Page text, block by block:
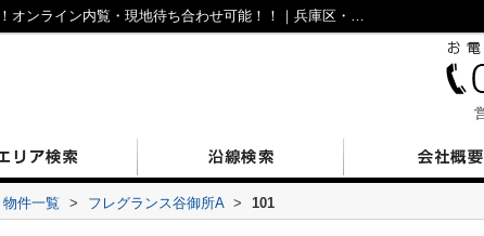
フレグランス谷御所A101｜仲介手数料無料！オンライン内覧・現地待ち合わせ可能！！｜兵庫区・長田区の不動産｜N’sESTATE
物件一覧 > フレグランス谷御所A > 101